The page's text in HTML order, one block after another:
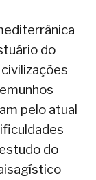
do
pelo atual
do